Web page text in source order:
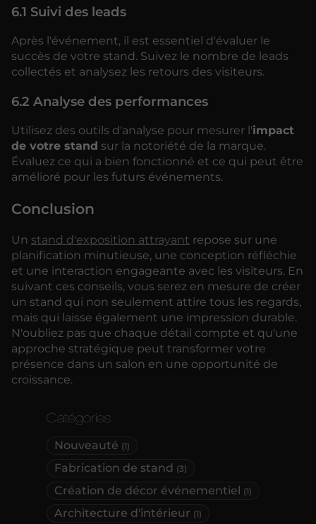
Catégories
Nouveauté (1)
Fabrication de stand (3)
Création de décor événementiel (1)
Architecture d'intérieur (1)
6.1 Suivi des leads
Après l'événement, il est essentiel d'évaluer le
succès de votre stand. Suivez le nombre de leads
collectés et analysez les retours des visiteurs.
6.2 Analyse des performances
Utilisez des outils d'analyse pour mesurer l'impact
de votre stand sur la notoriété de la marque.
Évaluez ce qui a bien fonctionné et ce qui peut être
amélioré pour les futurs événements.
Conclusion
Un stand d'exposition attrayant repose sur une
planification minutieuse, une conception réfléchie
et une interaction engageante avec les visiteurs. En
suivant ces conseils, vous serez en mesure de créer
un stand qui non seulement attire tous les regards,
mais qui laisse également une impression durable.
N'oubliez pas que chaque détail compte et qu'une
approche stratégique peut transformer votre
présence dans un salon en une opportunité de
croissance.